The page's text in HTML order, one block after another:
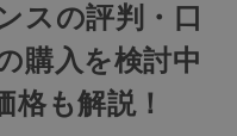
スの評判・口
購入を検討中
も解説！